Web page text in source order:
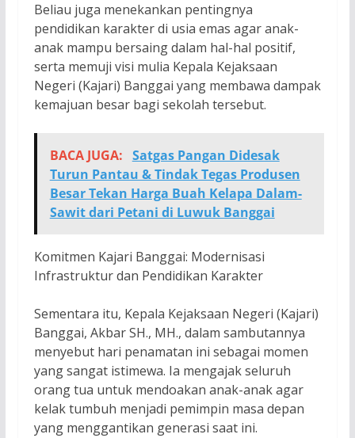
Beliau juga menekankan pentingnya
pendidikan karakter di usia emas agar anak-
anak mampu bersaing dalam hal-hal positif,
serta memuji visi mulia Kepala Kejaksaan
Negeri (Kajari) Banggai yang membawa dampak
kemajuan besar bagi sekolah tersebut.
BACA JUGA: Satgas Pangan Didesak
Turun Pantau & Tindak Tegas Produsen
Besar Tekan Harga Buah Kelapa Dalam-
Sawit dari Petani di Luwuk Banggai
Komitmen Kajari Banggai: Modernisasi
Infrastruktur dan Pendidikan Karakter
Sementara itu, Kepala Kejaksaan Negeri (Kajari)
Banggai, Akbar SH., MH., dalam sambutannya
menyebut hari penamatan ini sebagai momen
yang sangat istimewa. Ia mengajak seluruh
orang tua untuk mendoakan anak-anak agar
kelak tumbuh menjadi pemimpin masa depan
yang menggantikan generasi saat ini.